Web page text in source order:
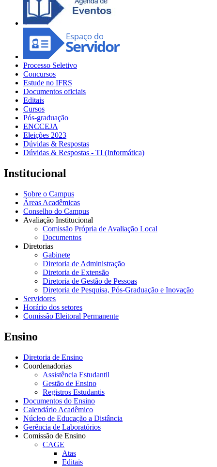
Processo Seletivo
Concursos
Estude no IFRS
Documentos oficiais
Editais
Cursos
Pós-graduação
ENCCEJA
Eleições 2023
Dúvidas & Respostas
Dúvidas & Respostas - TI (Informática)
Institucional
Sobre o Campus
Áreas Acadêmicas
Conselho do Campus
Avaliação Institucional
Comissão Própria de Avaliação Local
Documentos
Diretorias
Gabinete
Diretoria de Administração
Diretoria de Extensão
Diretoria de Gestão de Pessoas
Diretoria de Pesquisa, Pós-Graduação e Inovação
Servidores
Horário dos setores
Comissão Eleitoral Permanente
Ensino
Diretoria de Ensino
Coordenadorias
Assistência Estudantil
Gestão de Ensino
Registros Estudantis
Documentos do Ensino
Calendário Acadêmico
Núcleo de Educação a Distância
Gerência de Laboratórios
Comissão de Ensino
CAGE
Atas
Editais